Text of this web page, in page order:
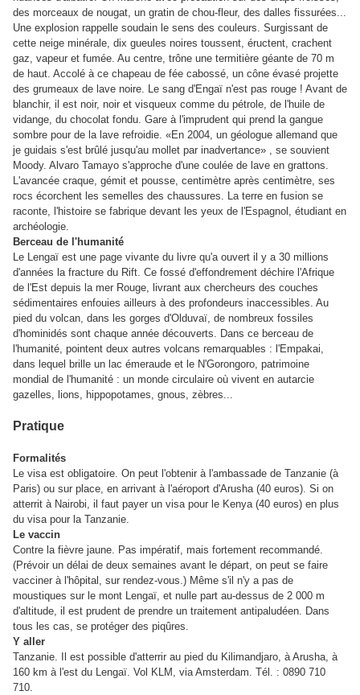
des morceaux de nougat, un gratin de chou-fleur, des dalles fissurées...
Une explosion rappelle soudain le sens des couleurs. Surgissant de
cette neige minérale, dix gueules noires toussent, éructent, crachent
gaz, vapeur et fumée. Au centre, trône une termitière géante de 70 m
de haut. Accolé à ce chapeau de fée cabossé, un cône évasé projette
des grumeaux de lave noire. Le sang d'Engaï n'est pas rouge ! Avant de
blanchir, il est noir, noir et visqueux comme du pétrole, de l'huile de
vidange, du chocolat fondu. Gare à l'imprudent qui prend la gangue
sombre pour de la lave refroidie. «En 2004, un géologue allemand que
je guidais s'est brûlé jusqu'au mollet par inadvertance» , se souvient
Moody. Alvaro Tamayo s'approche d'une coulée de lave en grattons.
L'avancée craque, gémit et pousse, centimètre après centimètre, ses
rocs écorchent les semelles des chaussures. La terre en fusion se
raconte, l'histoire se fabrique devant les yeux de l'Espagnol, étudiant en
archéologie.
Berceau de l'humanité
Le Lengaï est une page vivante du livre qu'a ouvert il y a 30 millions
d'années la fracture du Rift. Ce fossé d'effondrement déchire l'Afrique
de l'Est depuis la mer Rouge, livrant aux chercheurs des couches
sédimentaires enfouies ailleurs à des profondeurs inaccessibles. Au
pied du volcan, dans les gorges d'Olduvaï, de nombreux fossiles
d'hominidés sont chaque année découverts. Dans ce berceau de
l'humanité, pointent deux autres volcans remarquables : l'Empakai,
dans lequel brille un lac émeraude et le N'Gorongoro, patrimoine
mondial de l'humanité : un monde circulaire où vivent en autarcie
gazelles, lions, hippopotames, gnous, zèbres...
Pratique
Formalités
Le visa est obligatoire. On peut l'obtenir à l'ambassade de Tanzanie (à
Paris) ou sur place, en arrivant à l'aéroport d'Arusha (40 euros). Si on
atterrit à Nairobi, il faut payer un visa pour le Kenya (40 euros) en plus
du visa pour la Tanzanie.
Le vaccin
Contre la fièvre jaune. Pas impératif, mais fortement recommandé.
(Prévoir un délai de deux semaines avant le départ, on peut se faire
vacciner à l'hôpital, sur rendez-vous.) Même s'il n'y a pas de
moustiques sur le mont Lengaï, et nulle part au-dessus de 2 000 m
d'altitude, il est prudent de prendre un traitement antipaludéen. Dans
tous les cas, se protéger des piqûres.
Y aller
Tanzanie. Il est possible d'atterrir au pied du Kilimandjaro, à Arusha, à
160 km à l'est du Lengaï. Vol KLM, via Amsterdam. Tél. : 0890 710
710.